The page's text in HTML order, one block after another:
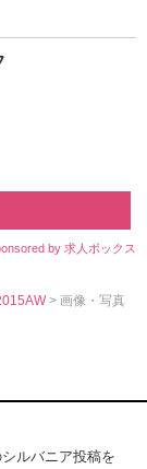
by 求人ボックス
> 画像・写真
ルバニア投稿を